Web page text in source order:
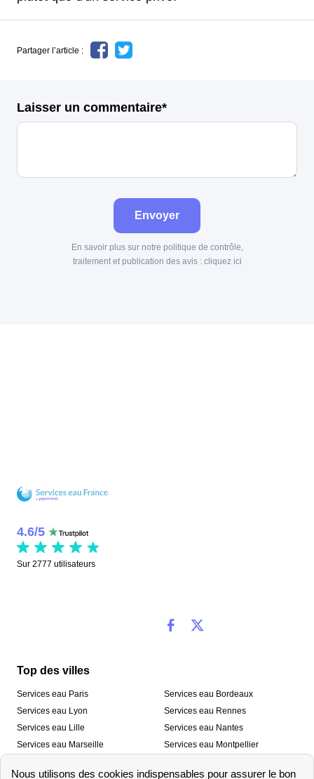
Partager l’article :
Laisser un commentaire*
Envoyer
En savoir plus sur notre politique de contrôle,
traitement et publication des avis : cliquez ici
4.6/5
Sur 2777 utilisateurs
Top des villes
Services eau Paris
Services eau Lyon
Services eau Lille
Services eau Marseille
Services eau Bordeaux
Services eau Rennes
Services eau Nantes
Services eau Montpellier